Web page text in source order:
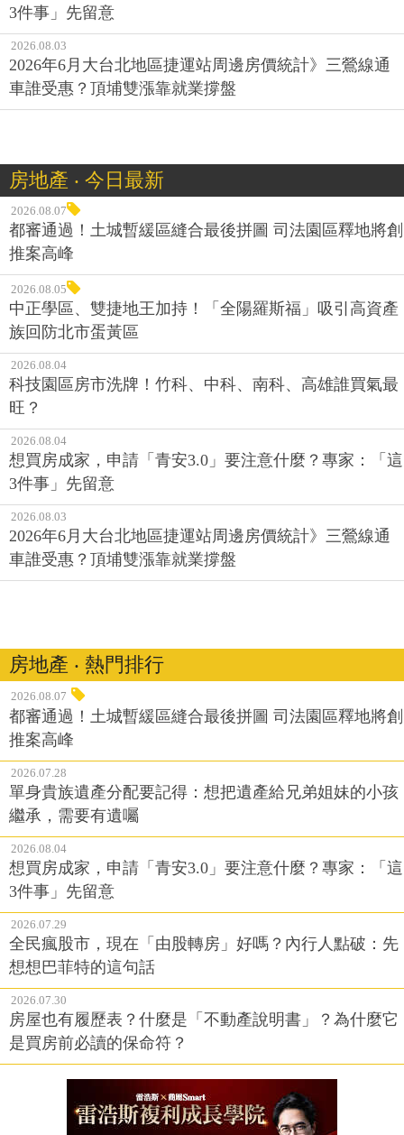
3件事」先留意
2026.08.03
2026年6月大台北地區捷運站周邊房價統計》三鶯線通
車誰受惠？頂埔雙漲靠就業撐盤
房地產 ‧ 今日最新
2026.08.07
都審通過！土城暫緩區縫合最後拼圖 司法園區釋地將創
推案高峰
2026.08.05
中正學區、雙捷地王加持！「全陽羅斯福」吸引高資產
族回防北市蛋黃區
2026.08.04
科技園區房市洗牌！竹科、中科、南科、高雄誰買氣最
旺？
2026.08.04
想買房成家，申請「青安3.0」要注意什麼？專家：「這
3件事」先留意
2026.08.03
2026年6月大台北地區捷運站周邊房價統計》三鶯線通
車誰受惠？頂埔雙漲靠就業撐盤
房地產 ‧ 熱門排行
2026.08.07
都審通過！土城暫緩區縫合最後拼圖 司法園區釋地將創
推案高峰
2026.07.28
單身貴族遺產分配要記得：想把遺產給兄弟姐妹的小孩
繼承，需要有遺囑
2026.08.04
想買房成家，申請「青安3.0」要注意什麼？專家：「這
3件事」先留意
2026.07.29
全民瘋股市，現在「由股轉房」好嗎？內行人點破：先
想想巴菲特的這句話
2026.07.30
房屋也有履歷表？什麼是「不動產說明書」？為什麼它
是買房前必讀的保命符？